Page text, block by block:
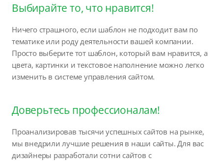
Выбирайте то, что нравится!
Ничего страшного, если шаблон не подходит вам по
тематике или роду деятельности вашей компании.
Просто выберите тот шаблон, который вам нравится, а
цвета, картинки и текстовое наполнение можно легко
изменить в системе управления сайтом.
Доверьтесь профессионалам!
Проанализировав тысячи успешных сайтов на рынке,
мы внедрили лучшие решения в наши сайты. Для вас
дизайнеры разработали сотни сайтов с